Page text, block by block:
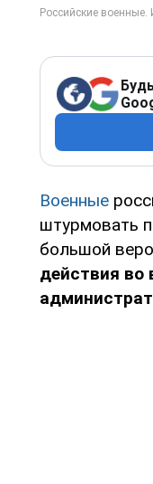
Военные
штурмовать
большой
действия во